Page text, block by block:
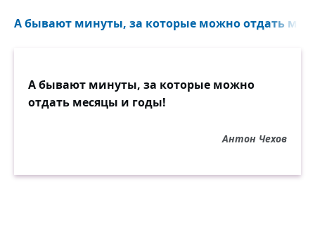
А бывают минуты, за которые можно отдать
А бывают минуты, за которые можно
отдать месяцы и годы!
Антон Чехов